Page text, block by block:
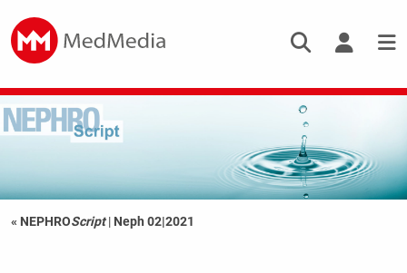
« NEPHROScript | Neph 02|2021